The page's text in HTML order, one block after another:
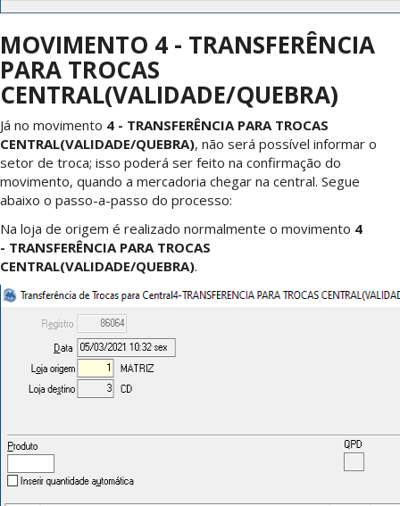
MOVIMENTO 4 - TRANSFERÊNCIA
PARA TROCAS
CENTRAL(VALIDADE/QUEBRA)
Já no movimento 4 - TRANSFERÊNCIA PARA TROCAS
CENTRAL(VALIDADE/QUEBRA), não será possível informar o
setor de troca; isso poderá ser feito na confirmação do
movimento, quando a mercadoria chegar na central. Segue
abaixo o passo-a-passo do processo:
Na loja de origem é realizado normalmente o movimento 4
- TRANSFERÊNCIA PARA TROCAS
CENTRAL(VALIDADE/QUEBRA).